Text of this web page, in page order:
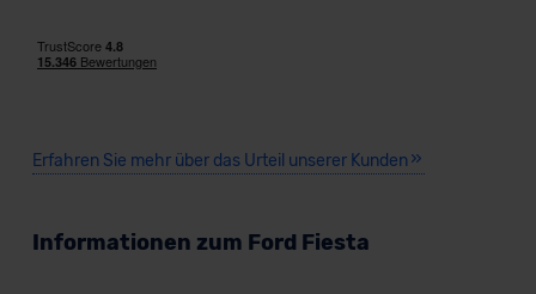
Erfahren Sie mehr über das Urteil unserer Kunden
Informationen zum Ford Fiesta